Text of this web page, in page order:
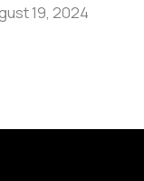
19, 2024